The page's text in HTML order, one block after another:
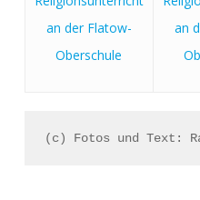
(c) Fotos und Text: